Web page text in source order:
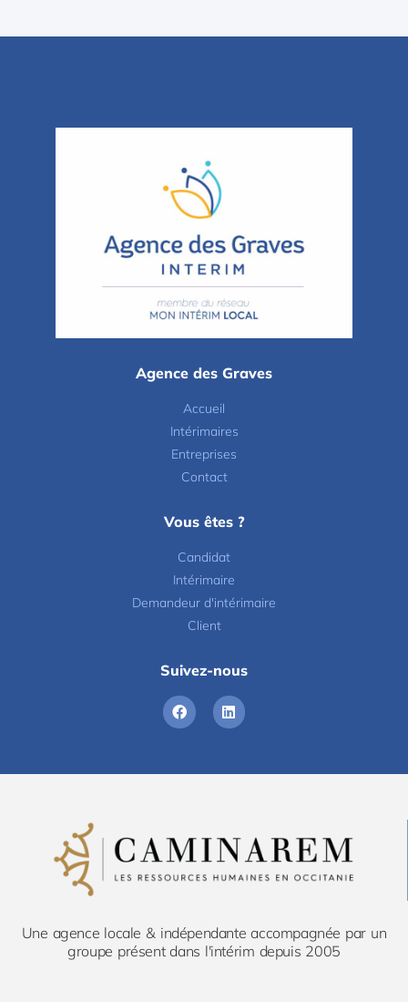
Agence des Graves
Accueil
Intérimaires
Entreprises
Contact
Vous êtes ?
Candidat
Intérimaire
Demandeur d'intérimaire
Client
Suivez-nous
Une agence locale & indépendante accompagnée par un
groupe présent dans l'intérim depuis 2005